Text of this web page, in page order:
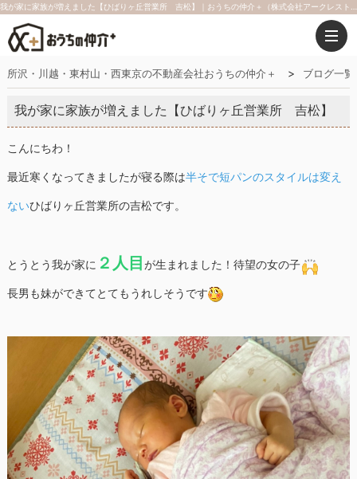
所沢・川越・東村山・西東京の不動産会社おうちの仲介＋ ブログ一覧
我が家に家族が増えました【ひばりヶ丘営業所 吉松】
こんにちわ！
最近寒くなってきましたが寝る際は半そで短パンのスタイルは変え
ないひばりヶ丘営業所の吉松です。
とうとう我が家に ２人目 が生まれました！待望の女の子
長男も妹ができてとてもうれしそうです